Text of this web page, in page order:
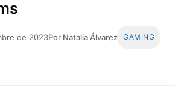
de 2023Por Natalia Álvarez GAMING